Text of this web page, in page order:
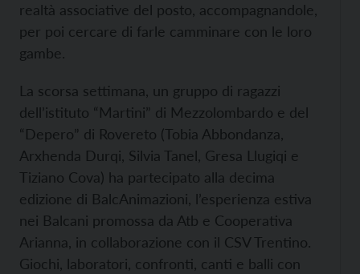
realtà associative del posto, accompagnandole,
per poi cercare di farle camminare con le loro
gambe.
La scorsa settimana, un gruppo di ragazzi
dell’istituto “Martini” di Mezzolombardo e del
“Depero” di Rovereto (Tobia Abbondanza,
Arxhenda Durqi, Silvia Tanel, Gresa Llugiqi e
Tiziano Cova) ha partecipato alla decima
edizione di BalcAnimazioni, l’esperienza estiva
nei Balcani promossa da Atb e Cooperativa
Arianna, in collaborazione con il CSV Trentino.
Giochi, laboratori, confronti, canti e balli con